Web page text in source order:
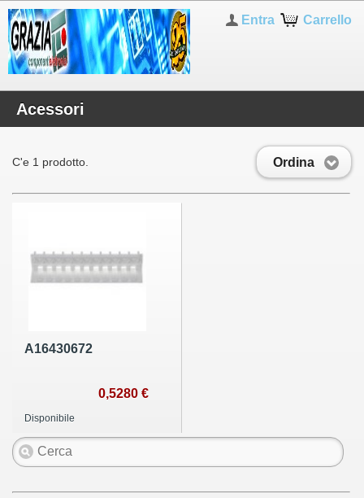
Carrello
Entra
Acessori
Ordina
C'e 1 prodotto.
A16430672
0,5280 €
Disponibile